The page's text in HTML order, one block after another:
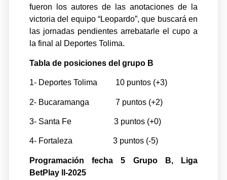
fueron los autores de las anotaciones de la
victoria del equipo “Leopardo”, que buscará en
las jornadas pendientes arrebatarle el cupo a
la final al Deportes Tolima.
Tabla de posiciones del grupo B
1- Deportes Tolima 10 puntos (+3)
2- Bucaramanga 7 puntos (+2)
3- Santa Fe 3 puntos (+0)
4- Fortaleza 3 puntos (-5)
Programación fecha 5 Grupo B, Liga
BetPlay ll-2025